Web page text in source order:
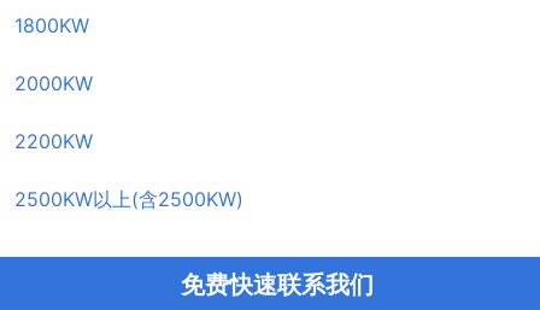
1800KW
2000KW
2200KW
2500KW以上(含2500KW)
免费快速联系我们